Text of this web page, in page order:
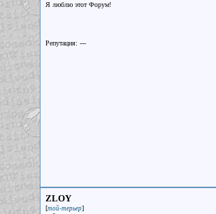
Я люблю этот Форум!
Репутация: ---
ZLOY
[той-терьер]